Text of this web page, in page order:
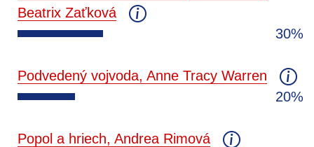
Beatrix Zaťková
30%
Podvedený vojvoda, Anne Tracy Warren
20%
Popol a hriech, Andrea Rimová